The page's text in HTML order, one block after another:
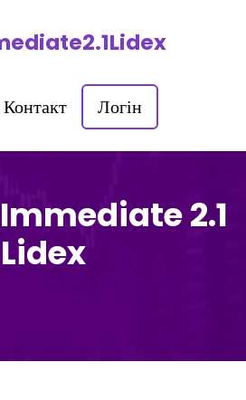
Контакт Логін
2.1
Lidex